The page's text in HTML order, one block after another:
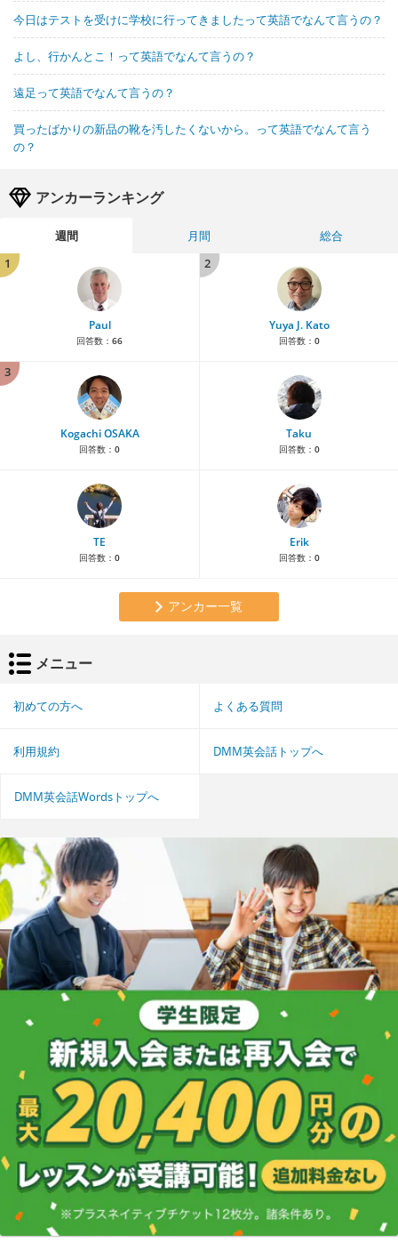
今日はテストを受けに学校に行ってきましたって英語でなんて言うの？
よし、行かんとこ！って英語でなんて言うの？
遠足って英語でなんて言うの？
買ったばかりの新品の靴を汚したくないから。って英語でなんて言う
の？
アンカーランキング
週間 月間
総合
1
Paul
回答数： 66
2
Yuya J. Kato
回答数： 0
3
Kogachi OSAKA
回答数： 0
Taku
回答数： 0
TE
回答数： 0
Erik
回答数： 0
アンカー一覧
メニュー
初めての方へ よくある質問
利用規約 DMM英会話トップへ
DMM英会話Wordsトップへ